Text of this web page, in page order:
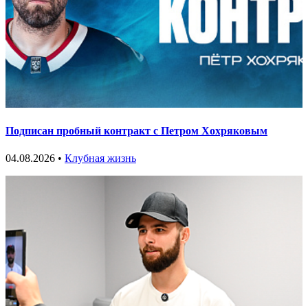
Подписан пробный контракт с Петром Хохряковым
04.08.2026 • Клубная жизнь